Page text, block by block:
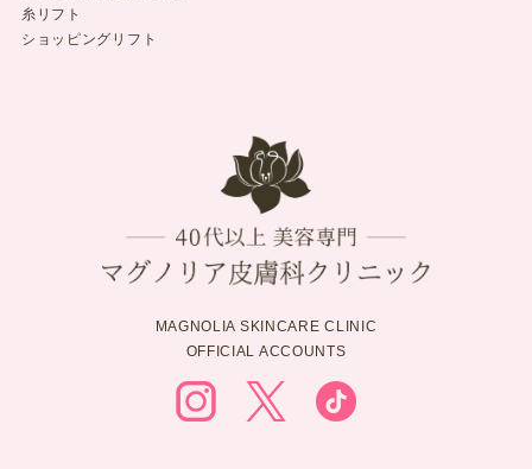
糸リフト
ショッピングリフト
MAGNOLIA SKINCARE CLINIC
OFFICIAL ACCOUNTS